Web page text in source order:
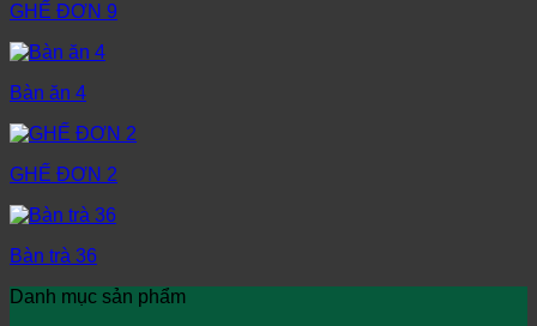
GHẾ ĐƠN 9
Bàn ăn 4
GHẾ ĐƠN 2
Bàn trà 36
Danh mục sản phẩm